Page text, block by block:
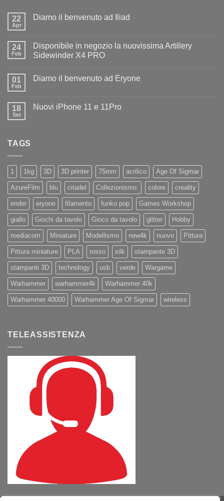
22
Apr
Diamo il benvenuto ad Iliad
Diamo
il
benvenuto
24
Feb
Disponibile in negozio la nuovissima Artillery
Sidewinder X4 PRO
su
la
nuovissima
01
Feb
Diamo il benvenuto ad Eryone
Diamo
18
Set
Nuovi iPhone 11 e 11Pro
TAGS
1 1kg 3D 3D printer 75mm acrilico Age Of Sigmar
AzureFilm blu citadel Collezionismo. colore creality
ender eryone filamento funko pop Games Workshop
giallo Giochi da tavolo Gioco da tavolo glitter Hobby
mediacom Miniature Modellismo new4k nuovo Pittura
Pittura miniature PLA rosso silk stampante 3D
stampanti 3D technology usb verde Wargame
Warhammer warhammer4k Warhammer 40k
Warhammer 40000 Warhammer Age Of Sigmar wireless
TELEASSISTENZA